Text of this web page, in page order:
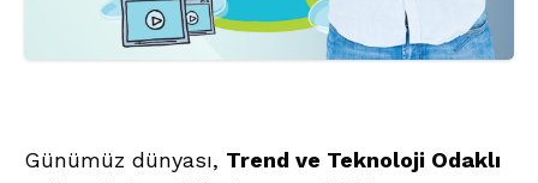
Günümüz dünyası, Trend ve Teknoloji Odaklı